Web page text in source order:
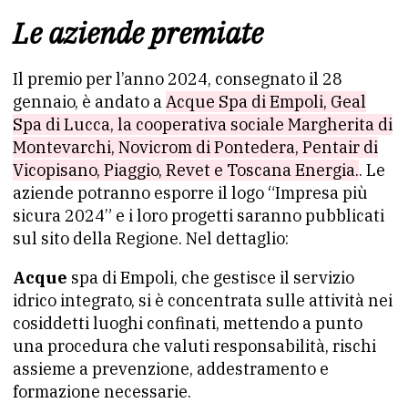
Le aziende premiate
Il premio per l’anno 2024, consegnato il 28
gennaio, è andato aAcque Spa di Empoli, Geal
Spa di Lucca, la cooperativa sociale Margherita di
Montevarchi, Novicrom di Pontedera, Pentair di
Vicopisano, Piaggio, Revet e Toscana Energia.. Le
aziende potranno esporre il logo “Impresa più
sicura 2024” e i loro progetti saranno pubblicati
sul sito della Regione. Nel dettaglio:
Acque spa di Empoli, che gestisce il servizio
idrico integrato, si è concentrata sulle attività nei
cosiddetti luoghi confinati, mettendo a punto
una procedura che valuti responsabilità, rischi
assieme a prevenzione, addestramento e
formazione necessarie.